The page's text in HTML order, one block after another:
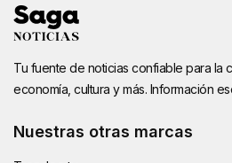
Tu fuente de noticias confiable para la
economía, cultura y más. Información
Nuestras otras marcas